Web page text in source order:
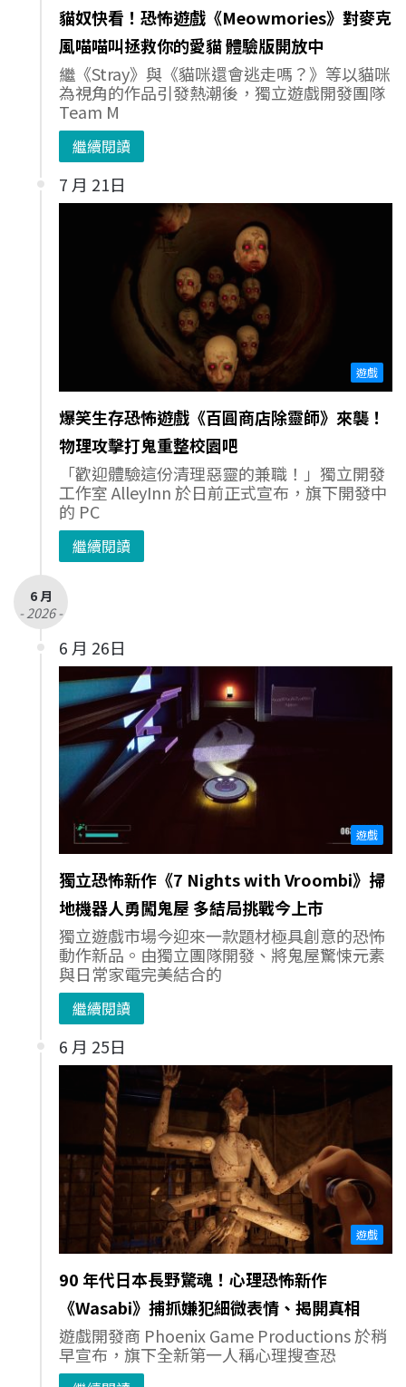
貓奴快看！恐怖遊戲《Meowmories》對麥克
風喵喵叫拯救你的愛貓 體驗版開放中
繼《Stray》與《貓咪還會逃走嗎？》等以貓咪
為視角的作品引發熱潮後，獨立遊戲開發團隊
Team M
繼續閱讀
7 月 21日
遊戲
爆笑生存恐怖遊戲《百圓商店除靈師》來襲！
物理攻擊打鬼重整校園吧
「歡迎體驗這份清理惡靈的兼職！」獨立開發
工作室 AlleyInn 於日前正式宣布，旗下開發中
的 PC
繼續閱讀
6 月
- 2026 -
6 月 26日
遊戲
獨立恐怖新作《7 Nights with Vroombi》掃
地機器人勇闖鬼屋 多結局挑戰今上市
獨立遊戲市場今迎來一款題材極具創意的恐怖
動作新品。由獨立團隊開發、將鬼屋驚悚元素
與日常家電完美結合的
繼續閱讀
6 月 25日
遊戲
90 年代日本長野驚魂！心理恐怖新作
《Wasabi》捕抓嫌犯細微表情、揭開真相
遊戲開發商 Phoenix Game Productions 於稍
早宣布，旗下全新第一人稱心理搜查恐